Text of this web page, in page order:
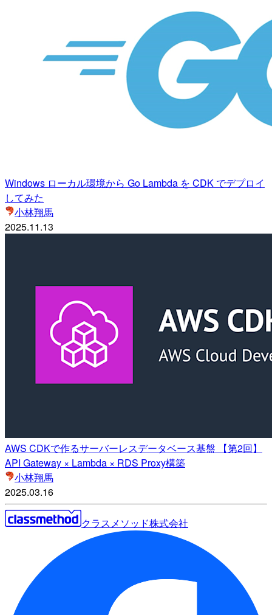
Windows ローカル環境から Go Lambda を CDK でデプロイ
してみた
小林翔馬
2025.11.13
AWS CDKで作るサーバーレスデータベース基盤 【第2回】
API Gateway × Lambda × RDS Proxy構築
小林翔馬
2025.03.16
クラスメソッド株式会社